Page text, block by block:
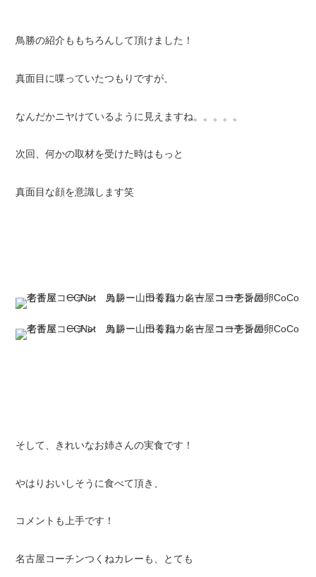
鳥勝の紹介ももちろんして頂けました！
真面目に喋っていたつもりですが、
なんだかニヤけているように見えますね。。。。。
次回、何かの取材を受けた時はもっと
真面目な顔を意識します笑
そして、きれいなお姉さんの実食です！
やはりおいしそうに食べて頂き、
コメントも上手です！
名古屋コーチンつくねカレーも、とても